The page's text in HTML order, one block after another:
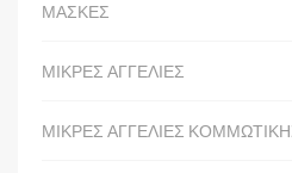
ΜΑΣΚΕΣ
ΜΙΚΡΕΣ ΑΓΓΕΛΙΕΣ
ΜΙΚΡΕΣ ΑΓΓΕΛΙΕΣ